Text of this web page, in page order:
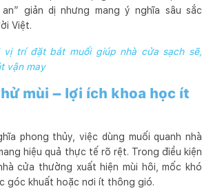
giản dị nhưng mang ý nghĩa sâu sắc
Việt.
vị trí đặt bát muối giúp nhà cửa sạch sẽ,
vận may
mùi – lợi ích khoa học ít
phong thủy, việc dùng muối quanh nhà
hiệu quả thực tế rõ rệt. Trong điều kiện
cửa thường xuất hiện mùi hôi, mốc khó
góc khuất hoặc nơi ít thông gió.